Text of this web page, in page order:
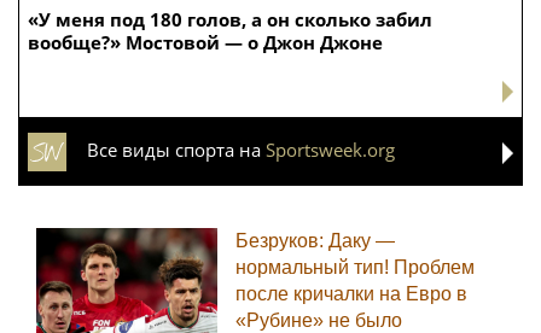
«У меня под 180 голов, а он сколько забил
вообще?» Мостовой — о Джон Джоне
Все виды спорта на Sportsweek.org
Безруков: Даку —
нормальный тип! Проблем
после кричалки на Евро в
«Рубине» не было